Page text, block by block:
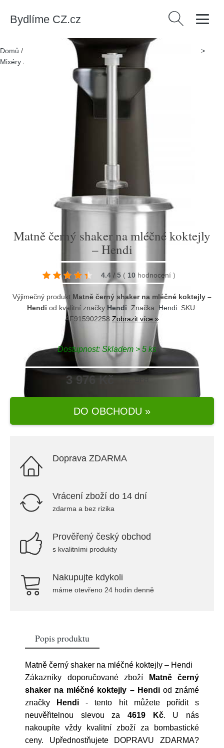
Bydlíme CZ.cz Vyhledávání
Domů /
> Kuchyně a jídelna > Kuchyňské spotřebiče >
Mixéry / Matně černý shaker na mléčné koktejly – Hendi
Matně černý shaker na mléčné koktejly
– Hendi
4.4 / 5 ( 10 hodnocení )
Výjimečný produkt Matně černý shaker na mléčné koktejly –
Hendi od kvalitní značky Hendi . Značka: Hendi . SKU:
AF915902258 Zobrazit více »
Dostupnost: Skladem > 5 ks
3 976 Kč
DO OBCHODU »
Doprava ZDARMA
Vrácení zboží do 14 dní
zdarma a bez rizika
Prověřený český obchod
s kvalitními produkty
Nakupujte kdykoli
máme otevřeno 24 hodin denně
Popis produktu
Matně černý shaker na mléčné koktejly – Hendi
Zákazníky doporučované zboží
Matně černý
shaker na mléčné koktejly – Hendiod známé
značky
Hendi - tento hit můžete pořídit s
neuvěřitelnou slevou za 4619 Kč. U nás
nakoupíte vždy kvalitní zboží za bombastické
ceny. Upřednostňujete DOPRAVU ZDARMA?